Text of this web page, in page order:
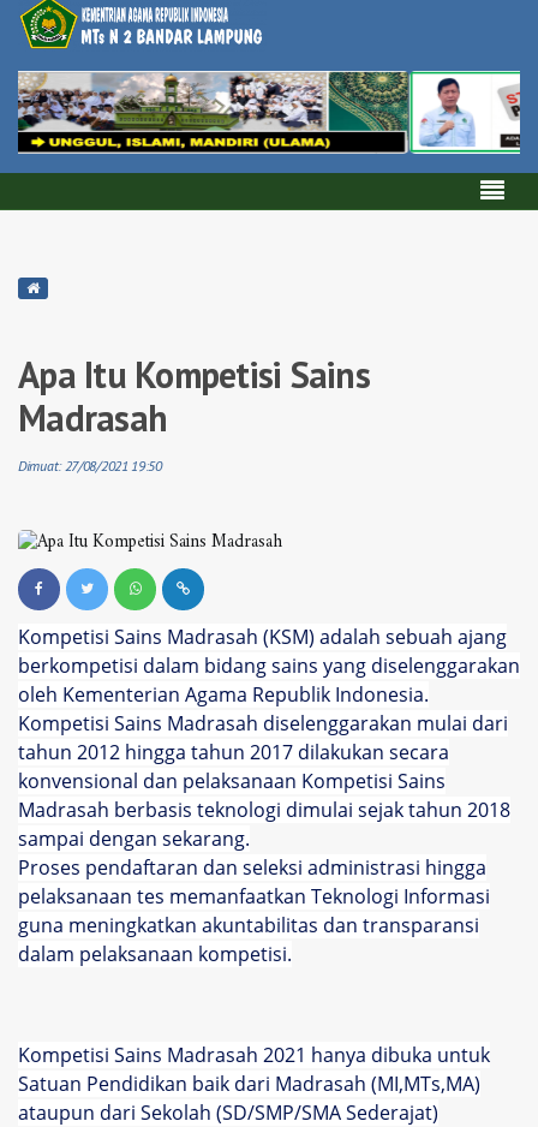
Apa Itu Kompetisi Sains
Madrasah
Dimuat: 27/08/2021 19:50
Kompetisi Sains Madrasah (KSM) adalah sebuah ajang
berkompetisi dalam bidang sains yang diselenggarakan
oleh Kementerian Agama Republik Indonesia.
Kompetisi Sains Madrasah diselenggarakan mulai dari
tahun 2012 hingga tahun 2017 dilakukan secara
konvensional dan pelaksanaan Kompetisi Sains
Madrasah berbasis teknologi dimulai sejak tahun 2018
sampai dengan sekarang.
Proses pendaftaran dan seleksi administrasi hingga
pelaksanaan tes memanfaatkan Teknologi Informasi
guna meningkatkan akuntabilitas dan transparansi
dalam pelaksanaan kompetisi.
Kompetisi Sains Madrasah 2021 hanya dibuka untuk
Satuan Pendidikan baik dari Madrasah (MI,MTs,MA)
ataupun dari Sekolah (SD/SMP/SMA Sederajat)